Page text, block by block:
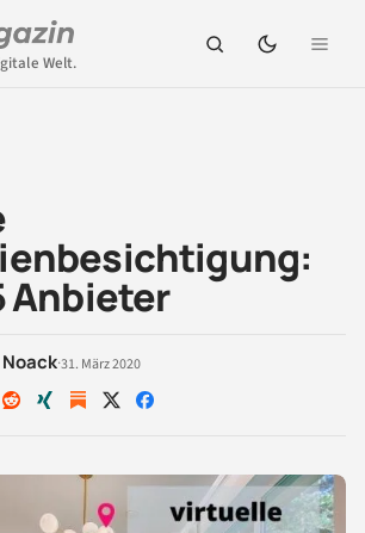
Welt.
Anbieter
·31. März 2020
Auf Auf Auf Auf